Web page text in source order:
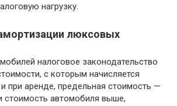
нагрузку.
люксовых
налоговое законодательство
с которым начисляется
при аренде, предельная стоимость —
стоимость автомобиля выше,